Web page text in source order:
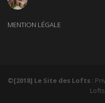
MENTION LÉGALE
©[2018] Le Site des Lofts :